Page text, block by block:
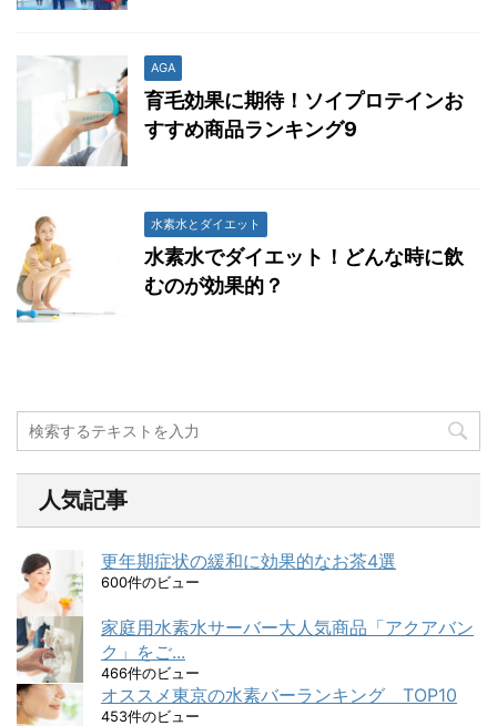
AGA
育毛効果に期待！ソイプロテインお
すすめ商品ランキング9
水素水とダイエット
水素水でダイエット！どんな時に飲
むのが効果的？
人気記事
更年期症状の緩和に効果的なお茶4選
600件のビュー
家庭用水素水サーバー大人気商品「アクアバン
ク」をご...
466件のビュー
オススメ東京の水素バーランキング TOP10
453件のビュー